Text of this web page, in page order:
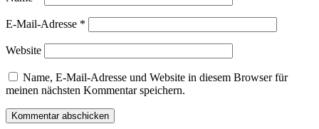
E-Mail-Adresse *
Website
Name, E-Mail-Adresse und Website in diesem Browser für
meinen nächsten Kommentar speichern.